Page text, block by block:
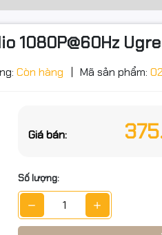
1080P@60Hz
Còn hàng Mã sản phẩm:
Giá bán:
Số lượng:
phẩm
đổi VGA sang HDMI+Audio
Đặt